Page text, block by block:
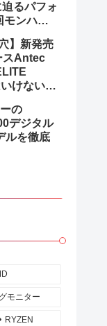
るパフォ
モンハン
】新発売
スAntec
けない3
の
デジタル
ルを徹底
モニター
RYZEN